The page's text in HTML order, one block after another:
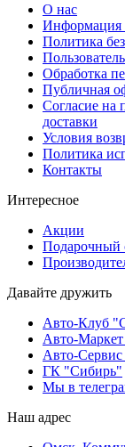
О нас
Информация
Политика
Обработка
Публичная
Согласие на
доставки
Условия
Политика
Контакты
Интересное
Акции
Подарочный
Давайте дружить
Авто-Клуб
Авто-
Авто-
ГК "Сибирь"
Мы в
Наш адрес